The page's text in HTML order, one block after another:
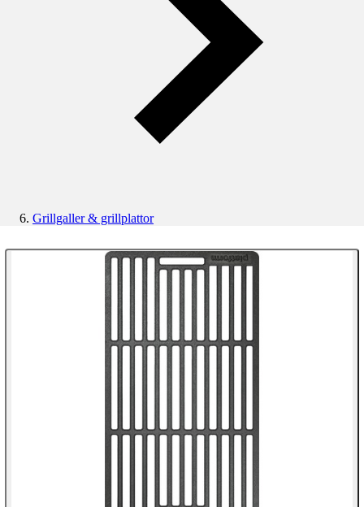
Grillgaller & grillplattor